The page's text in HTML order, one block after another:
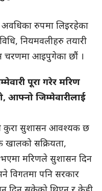
अवधिका रुपमा लिइरहेका
नियमवलीहरु तयारी
चरणमा आइपुगेका छौं ।
पूरा गरेर मरिण
आफ्नो जिम्मेवारीलाई
कुरा सुशासन आवश्यक छ
खालको सक्रियता,
भएमा मरिणले सुशासन दिन
विगतमा पनि सरकार